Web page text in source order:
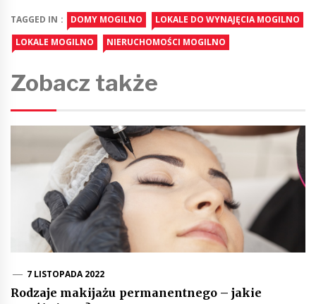
TAGGED IN : DOMY MOGILNO
LOKALE DO WYNAJĘCIA MOGILNO
LOKALE MOGILNO
NIERUCHOMOŚCI MOGILNO
Zobacz także
7 LISTOPADA 2022
Rodzaje makijażu permanentnego – jakie